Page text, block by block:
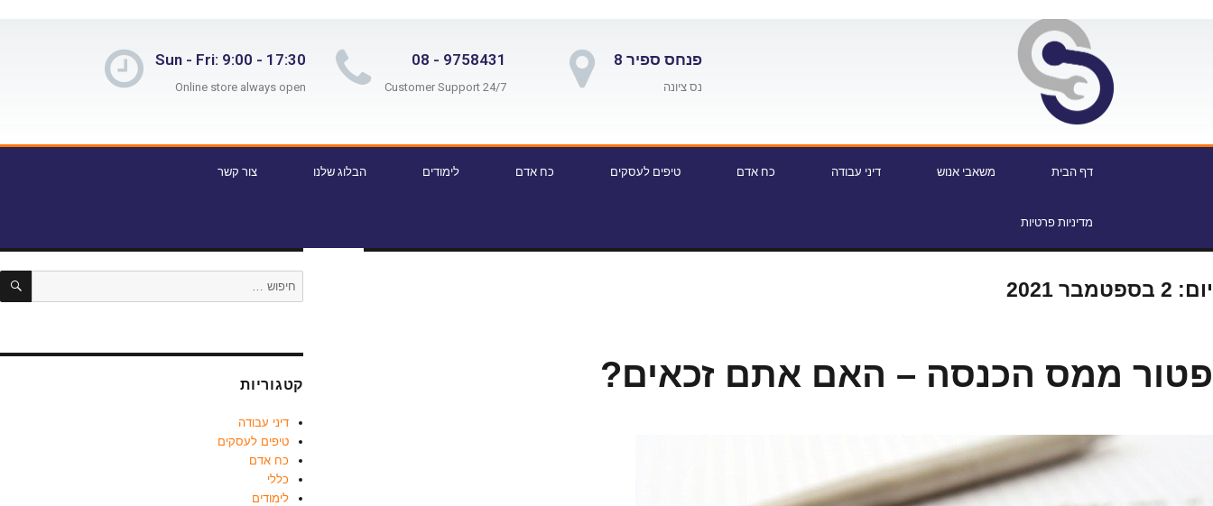
פנחס ספיר 8
נס ציונה
9758431 - 08
24/7 Customer Support
Sun - Fri: 9:00 - 17:30
Online store always open
דף הבית משאבי אנוש דיני עבודה כח אדם טיפים לעסקים כח אדם לימודים הבלוג שלנו צור קשר
מדיניות פרטיות
יום: 2 בספטמבר 2021
פטור ממס הכנסה – האם אתם זכאים? קטגוריות
דיני עבודה
טיפים לעסקים
כח אדם
כללי
לימודים